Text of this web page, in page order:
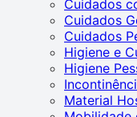
Cuidados
Cuidados
Cuidados
Higiene e
Higiene
Material